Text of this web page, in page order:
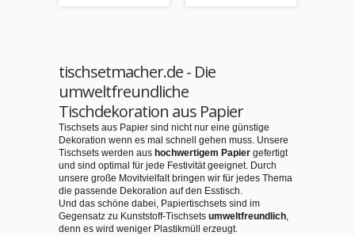
tischsetmacher.de - Die
umweltfreundliche
Tischdekoration aus Papier
Tischsets aus Papier sind nicht nur eine günstige
Dekoration wenn es mal schnell gehen muss. Unsere
Tischsets werden aus hochwertigem Papier gefertigt
und sind optimal für jede Festivität geeignet. Durch
unsere große Movitvielfalt bringen wir für jedes Thema
die passende Dekoration auf den Esstisch.
Und das schöne dabei, Papiertischsets sind im
Gegensatz zu Kunststoff-Tischsets umweltfreundlich,
denn es wird weniger Plastikmüll erzeugt.